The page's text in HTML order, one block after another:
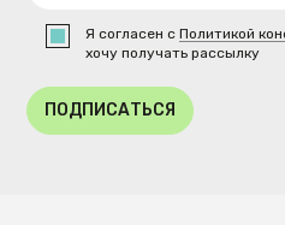
Я согласен сПолитикой
хочу получать рассылку
ПОДПИСАТЬСЯ